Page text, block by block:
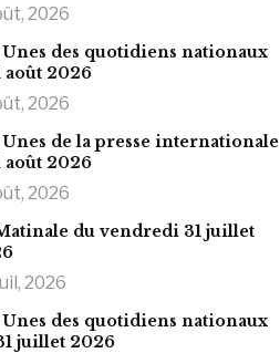
2026
Unes des quotidiens nationaux
août 2026
2026
Unes de la presse internationale
août 2026
2026
du vendredi 31 juillet
2026
Unes des quotidiens nationaux
juillet 2026